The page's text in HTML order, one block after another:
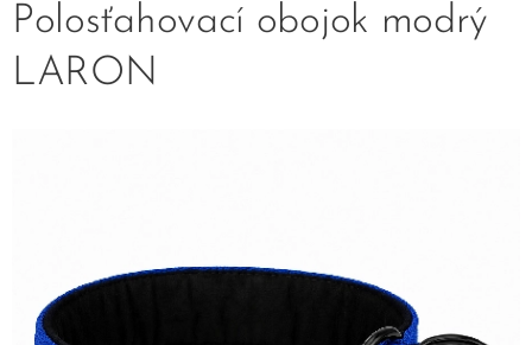
Polosťahovací obojok modrý
LARON